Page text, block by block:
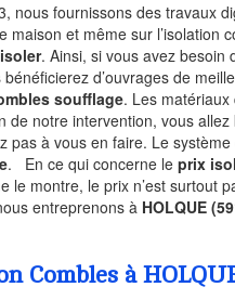
nous fournissons des travaux
maison et même sur l’isolation
. Ainsi, si vous avez besoin
d’ouvrages de
soufflage. Les
de notre intervention, vous allez
pas à vous en faire. Le
. En ce qui concerne leprix
le montre, le prix n’est surtout
entreprenons à HOLQUE
Combles à